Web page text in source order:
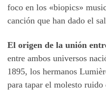
foco en los «biopics»
canción que han dado el
El origen de la unión
entre ambos universos
1895, los hermanos
para tapar el molesto ruido